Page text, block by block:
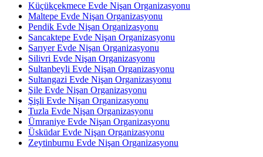
Küçükçekmece Evde Nişan Organizasyonu
Maltepe Evde Nişan Organizasyonu
Pendik Evde Nişan Organizasyonu
Sancaktepe Evde Nişan Organizasyonu
Sarıyer Evde Nişan Organizasyonu
Silivri Evde Nişan Organizasyonu
Sultanbeyli Evde Nişan Organizasyonu
Sultangazi Evde Nişan Organizasyonu
Şile Evde Nişan Organizasyonu
Şişli Evde Nişan Organizasyonu
Tuzla Evde Nişan Organizasyonu
Ümraniye Evde Nişan Organizasyonu
Üsküdar Evde Nişan Organizasyonu
Zeytinburnu Evde Nişan Organizasyonu